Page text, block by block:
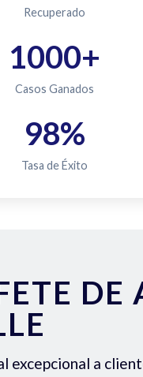
Recuperado
1000+
Casos Ganados
98%
Tasa de Éxito
DE
excepcional a